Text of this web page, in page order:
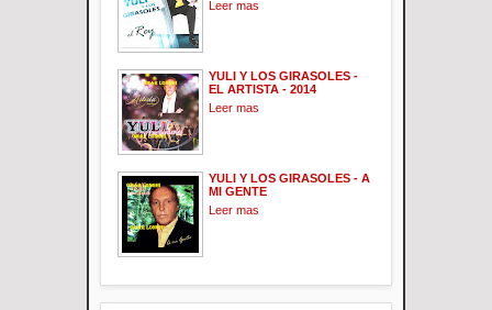
Leer mas
YULI Y LOS GIRASOLES -
EL ARTISTA - 2014
Leer mas
YULI Y LOS GIRASOLES - A
MI GENTE
Leer mas